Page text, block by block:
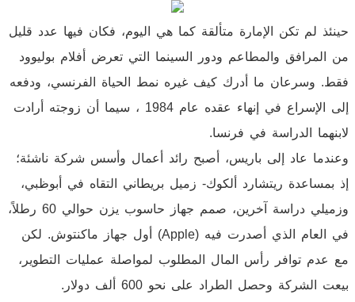
حينئذ لم تكن الإمارة متألقة كما هي اليوم، فكان فيها عدد قليل
من المرافق والمطاعم ودور السينما التي تعرض أفلام بوليوود
فقط. وسرعان ما أدرك كيف غيره نمط الحياة الفرنسي، ودفعه
إلى الإسراع في إنهاء عقده عام 1984 ، سيما أن زوجته أرادت
لابنهما الدراسة في فرنسا.
وعندما عاد إلى باريس، أصبح رائد أعمال وأسس شركة ناشئة؛
إذ بمساعدة ريتشارد ألكوك- زميل بريطاني التقاه في أبوظبي،
وزميلي دراسة آخرين، صمم جهاز حاسوب يزن حوالي 60 رطلاً،
في العام الذي أصدرت فيه (Apple) أول جهاز ماكنتوش. لكن
مع عدم توافر رأس المال المطلوب لمواصلة عمليات التطوير،
بيعت الشركة وحصل الطراد على نحو 600 ألف دولار.